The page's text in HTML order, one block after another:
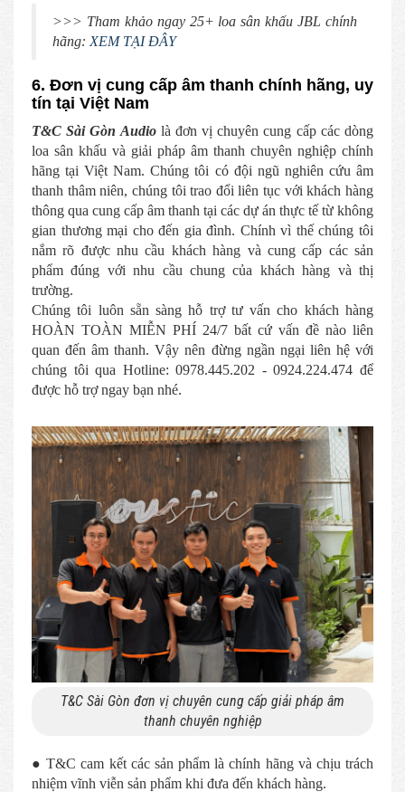
>>> Tham khảo ngay 25+ loa sân khấu JBL chính
hãng: XEM TẠI ĐÂY
6. Đơn vị cung cấp âm thanh chính hãng, uy
tín tại Việt Nam
T&C Sài Gòn Audiolà đơn vị chuyên cung cấp các dòng
loa sân khấu và giải pháp âm thanh chuyên nghiệp chính
hãng tại Việt Nam. Chúng tôi có đội ngũ nghiên cứu âm
thanh thâm niên, chúng tôi trao đổi liên tục với khách hàng
thông qua cung cấp âm thanh tại các dự án thực tế từ không
gian thương mại cho đến gia đình. Chính vì thế chúng tôi
nắm rõ được nhu cầu khách hàng và cung cấp các sản
phẩm đúng với nhu cầu chung của khách hàng và thị
trường.
Chúng tôi luôn sẵn sàng hỗ trợ tư vấn cho khách hàng
HOÀN TOÀN MIỄN PHÍ 24/7 bất cứ vấn đề nào liên
quan đến âm thanh. Vậy nên đừng ngần ngại liên hệ với
chúng tôi qua Hotline: 0978.445.202 - 0924.224.474 để
được hỗ trợ ngay bạn nhé.
T&C Sài Gòn đơn vị chuyên cung cấp giải pháp âm
thanh chuyên nghiệp
● T&C cam kết các sản phẩm là chính hãng và chịu trách
nhiệm vĩnh viễn sản phẩm khi đưa đến khách hàng.